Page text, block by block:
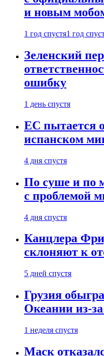
и новым
1 год спустя1 год
Зеленский
ошибку
1 день спустя
ЕС пытается
испанском
4 дня спустя
По суше и по
с проблемой
4 дня спустя
Канцлера
склоняют к
5 дней спустя
Грузия
Океании из-
1 неделя спустя
Маск